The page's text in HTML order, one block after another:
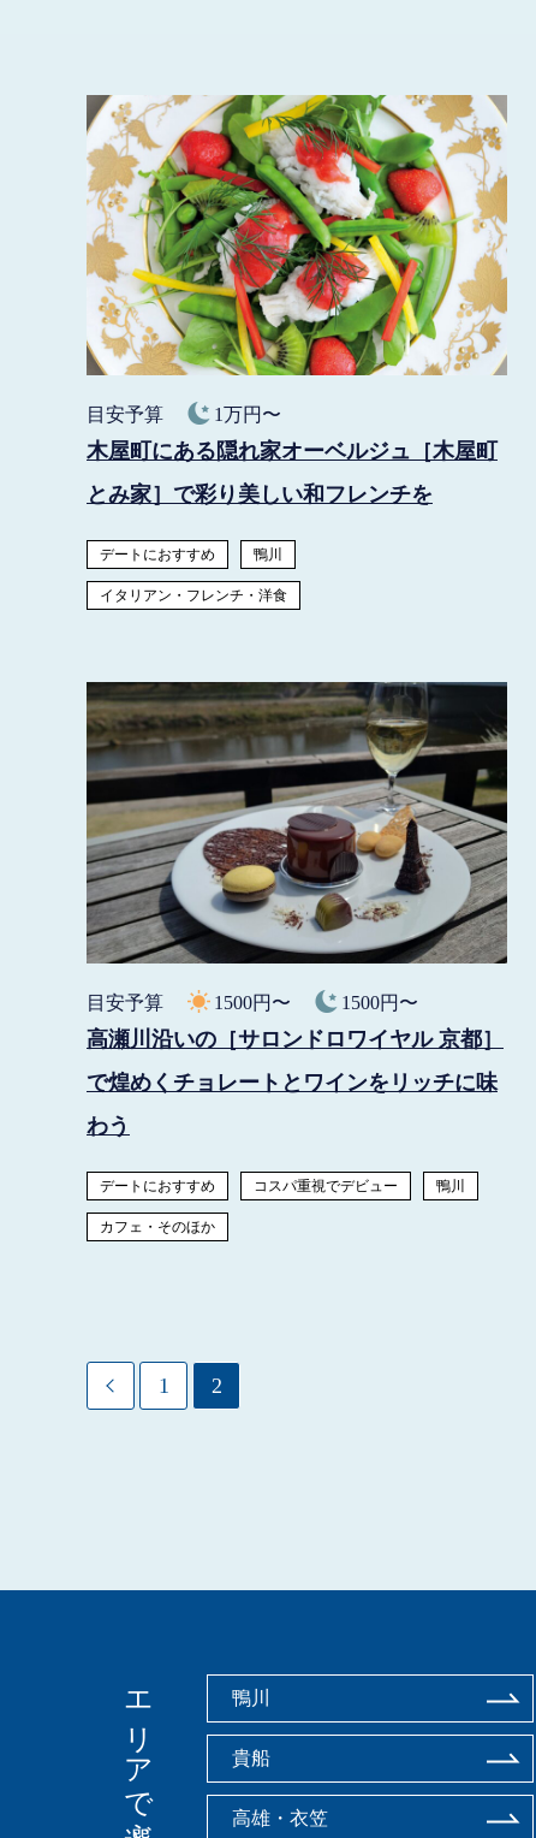
目安予算 1万円〜
木屋町にある隠れ家オーベルジュ［木屋町
とみ家］で彩り美しい和フレンチを
デートにおすすめ 鴨川
イタリアン・フレンチ・洋食
目安予算 1500円〜 1500円〜
高瀬川沿いの［サロンドロワイヤル 京都］
で煌めくチョレートとワインをリッチに味
わう
デートにおすすめ コスパ重視でデビュー 鴨川
カフェ・そのほか
1 2
エリアで選ぶ 鴨川
貴船
高雄・衣笠